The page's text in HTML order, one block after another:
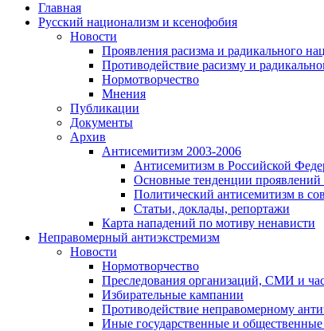
Главная
Русский национализм и ксенофобия
Новости
Проявления расизма и радикального
Противодействие расизму и
Нормотворчество
Мнения
Публикации
Документы
Архив
Антисемитизм 2003-2006
Антисемитизм в Российской
Основные тенденции проявлений
Политический антисемитизм в
Статьи, доклады, репортажи
Карта нападений по мотиву ненависти
Неправомерный антиэкстремизм
Новости
Нормотворчество
Преследования организаций, СМИ и
Избирательные кампании
Противодействие неправомерному
Иные государственные и общественные